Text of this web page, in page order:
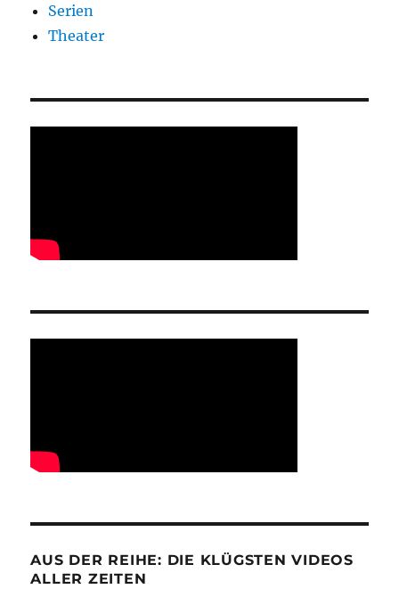
Serien
Theater
AUS DER REIHE: DIE KLÜGSTEN VIDEOS
ALLER ZEITEN